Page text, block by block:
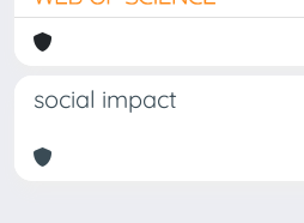
social impact